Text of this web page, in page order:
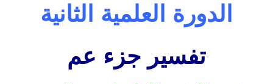
الدورة العلمية الثانية
تفسير جزء عم